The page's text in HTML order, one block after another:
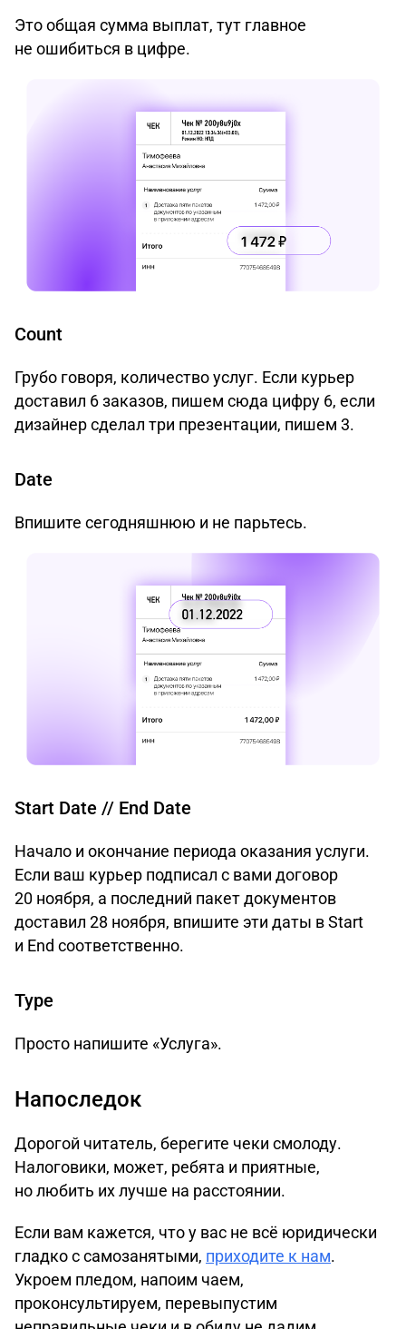
Это общая сумма выплат, тут главное
не ошибиться в цифре.
Count
Грубо говоря, количество услуг. Если курьер
доставил 6 заказов, пишем сюда цифру 6, если
дизайнер сделал три презентации, пишем 3.
Date
Впишите сегодняшнюю и не парьтесь.
Start Date // End Date
Начало и окончание периода оказания услуги.
Если ваш курьер подписал с вами договор
20 ноября, а последний пакет документов
доставил 28 ноября, впишите эти даты в Start
и End соответственно.
Type
Просто напишите «Услуга».
Напоследок
Дорогой читатель, берегите чеки смолоду.
Налоговики, может, ребята и приятные,
но любить их лучше на расстоянии.
Если вам кажется, что у вас не всё юридически
гладко с самозанятыми, приходите к нам.
Укроем пледом, напоим чаем,
проконсультируем, перевыпустим